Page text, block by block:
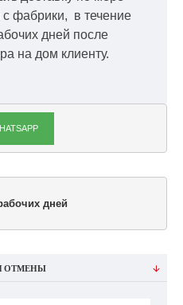
фабрики, в течение
дней после
на дом клиенту.
дней
ОТМЕНЫ